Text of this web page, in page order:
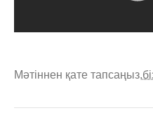
Мәтіннен қате тапсаңыз,